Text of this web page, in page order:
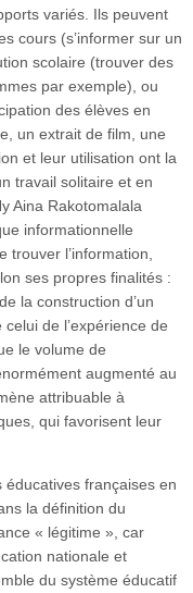
variés. Ils peuvent
cours (s’informer sur un
scolaire (trouver des
par exemple), ou
des élèves en
un extrait de film, une
et leur utilisation ont la
travail solitaire et en
Aina Rakotomalala
informationnelle
trouver l’information,
ses propres finalités :
la construction d’un
de l’expérience de
le volume de
augmenté au
attribuable à
qui favorisent leur
françaises en
la définition du
« légitime », car
nationale et
du système éducatif